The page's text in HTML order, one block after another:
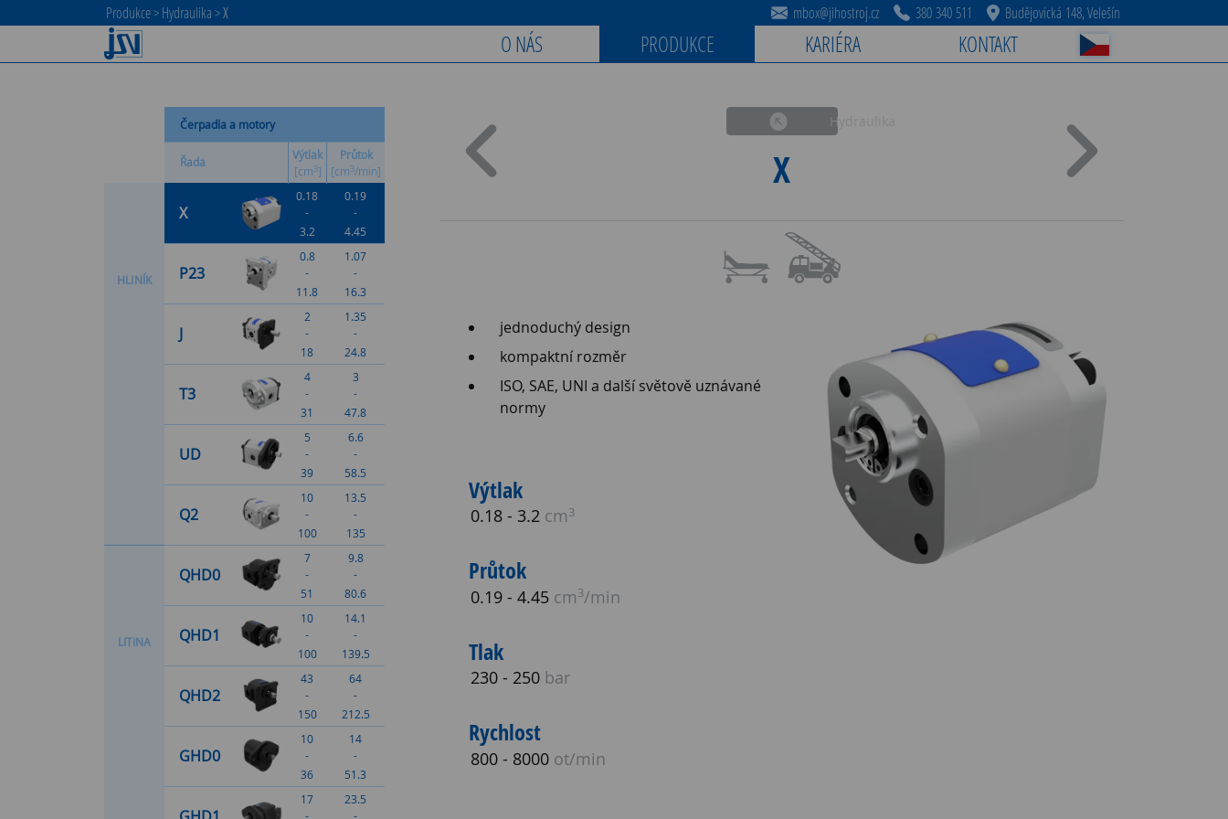
Produkce>Hydraulika >X mbox@jihostroj.cz 380 340 511 Budějovická 148, Velešín
O NÁS PRODUKCE KARIÉRA KONTAKT
Hydraulika
X
jednoduchý design
kompaktní rozměr
ISO, SAE, UNI a další světově uznávané
normy
Výtlak
0.18 - 3.2 cm3
Průtok
0.19 - 4.45 cm3/min
Tlak
230 - 250 bar
Rychlost
800 - 8000 ot/min
Čerpadla a motory
Řada
Výtlak
[cm3]
Průtok
[cm3/min]
HLINÍK
X
0.18
-
3.2
0.19
-
4.45
P23
0.8
-
11.8
1.07
-
16.3
J
2
-
18
1.35
-
24.8
T3
4
-
31
3
-
47.8
UD
5
-
39
6.6
-
58.5
Q2
10
-
100
13.5
-
135
LITINA
QHD0
7
-
51
9.8
-
80.6
QHD1
10
-
100
14.1
-
139.5
QHD2
43
-
150
64
-
212.5
GHD0
10
-
36
14
-
51.3
17
-
23.5
-